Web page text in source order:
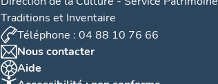
Traditions et Inventaire
Téléphone : 04 88 10 76 66
Nous contacter
Aide